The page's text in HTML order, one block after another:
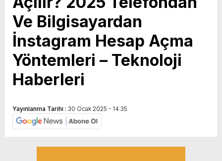
Ve Bilgisayardan
İnstagram Hesap Açma
Yöntemleri – Teknoloji
Haberleri
Yayınlanma Tarihi : 30 Ocak 2025 - 14:35